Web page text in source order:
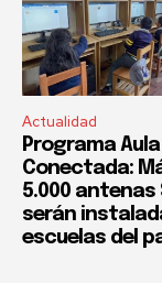
Actualidad
Programa Aula
Conectada:
5.000 antenas
serán
escuelas del